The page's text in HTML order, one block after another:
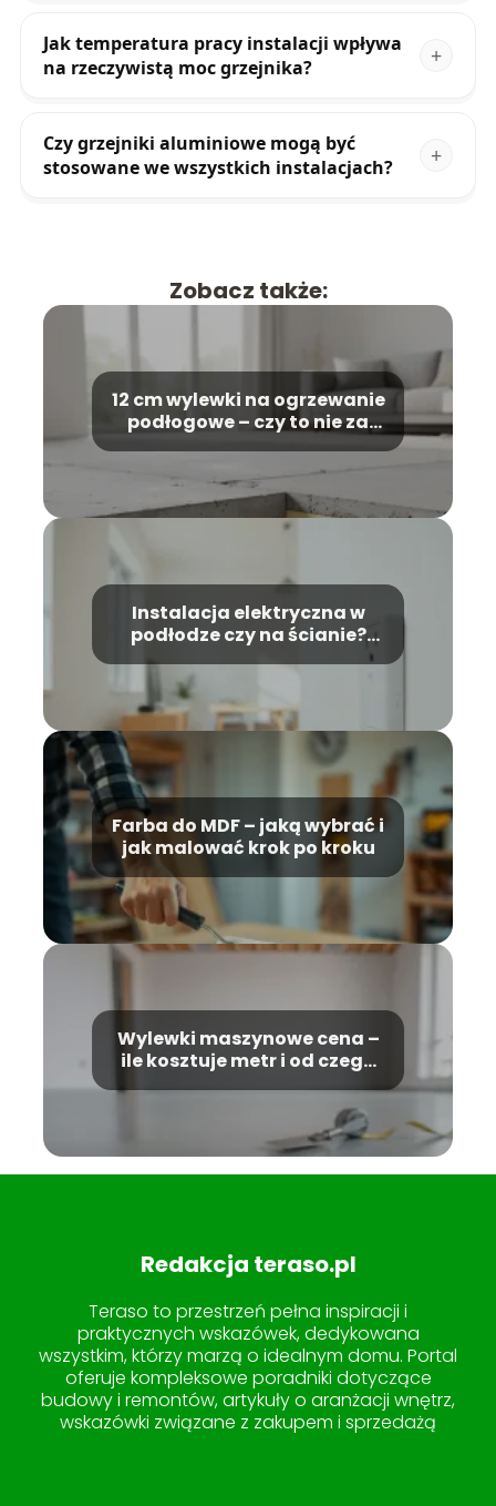
Jak temperatura pracy instalacji wpływa
na rzeczywistą moc grzejnika?
Czy grzejniki aluminiowe mogą być
stosowane we wszystkich instalacjach?
Zobacz także:
12 cm wylewki na ogrzewanie
podłogowe – czy to nie za
Instalacja elektryczna w
podłodze czy na ścianie?
Farba do MDF – jaką wybrać i
jak malować krok po kroku
Wylewki maszynowe cena –
ile kosztuje metr i od czego
Redakcja teraso.pl
Teraso to przestrzeń pełna inspiracji i
praktycznych wskazówek, dedykowana
wszystkim, którzy marzą o idealnym domu. Portal
oferuje kompleksowe poradniki dotyczące
budowy i remontów, artykuły o aranżacji wnętrz,
wskazówki związane z zakupem i sprzedażą